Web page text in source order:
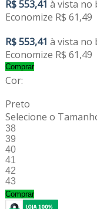
R$ 553,41 à vista no
Economize R$ 61,49
R$ 553,41 à vista no
Economize R$ 61,49
Comprar
Cor:
Preto
Selecione o
38
39
40
41
42
43
Comprar